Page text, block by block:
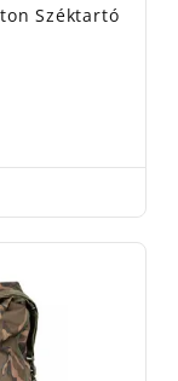
Széktartó